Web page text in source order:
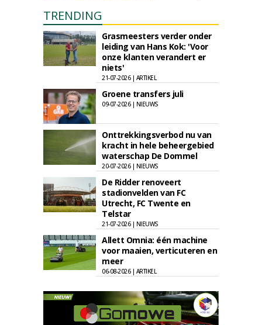
TRENDING
Grasmeesters verder onder
leiding van Hans Kok: 'Voor
onze klanten verandert er
niets'
21-07-2026 | ARTIKEL
Groene transfers juli
09-07-2026 | NIEUWS
Onttrekkingsverbod nu van
kracht in hele beheergebied
waterschap De Dommel
20-07-2026 | NIEUWS
De Ridder renoveert
stadionvelden van FC
Utrecht, FC Twente en
Telstar
21-07-2026 | NIEUWS
Allett Omnia: één machine
voor maaien, verticuteren en
meer
06-08-2026 | ARTIKEL